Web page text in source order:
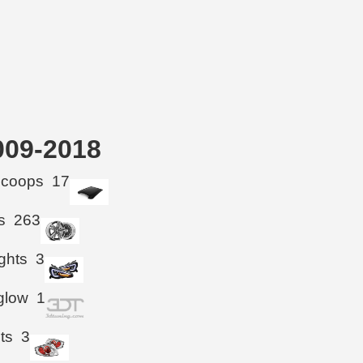
2018
17
263
3
1
3